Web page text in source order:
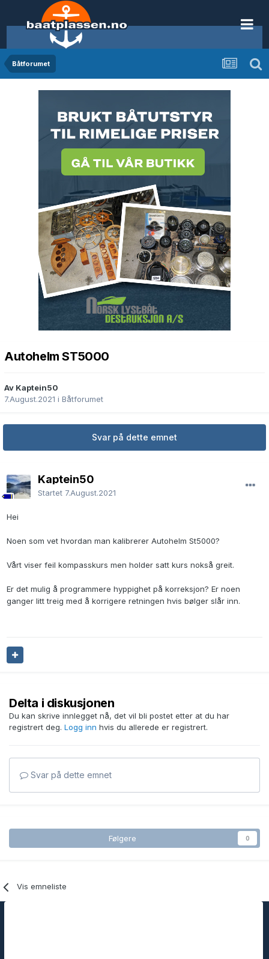
Båtforumet
Autohelm ST5000
Av Kaptein50
7.August.2021 i Båtforumet
Svar på dette emnet
Kaptein50
Startet 7.August.2021
Hei
Noen som vet hvordan man kalibrerer Autohelm St5000?
Vårt viser feil kompasskurs men holder satt kurs nokså greit.
Er det mulig å programmere hyppighet på korreksjon? Er noen
ganger litt treig med å korrigere retningen hvis bølger slår inn.
Delta i diskusjonen
Du kan skrive innlegget nå, det vil bli postet etter at du har
registrert deg. Logg inn hvis du allerede er registrert.
Svar på dette emnet
Følgere 0
Vis emneliste